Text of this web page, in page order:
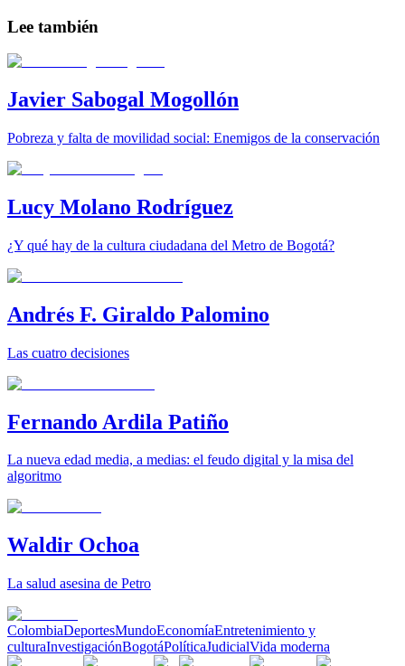
Lee también
Javier Sabogal Mogollón
Pobreza y falta de movilidad social: Enemigos de la conservación
Lucy Molano Rodríguez
¿Y qué hay de la cultura ciudadana del Metro de Bogotá?
Andrés F. Giraldo Palomino
Las cuatro decisiones
Fernando Ardila Patiño
La nueva edad media, a medias: el feudo digital y la misa del
algoritmo
Waldir Ochoa
La salud asesina de Petro
ColombiaDeportesMundoEconomíaEntretenimiento y
culturaInvestigaciónBogotáPolíticaJudicialVida moderna